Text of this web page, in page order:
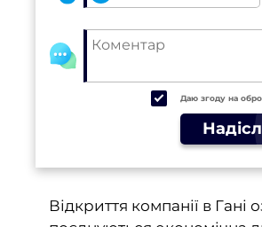
Даю згоду на
Відкриття компанії в